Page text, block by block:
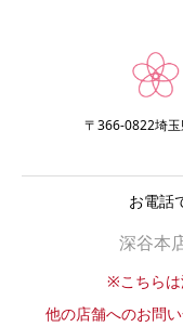
〒366-0822埼
お電話
深谷本
※こちらは
他の店舗へのお問